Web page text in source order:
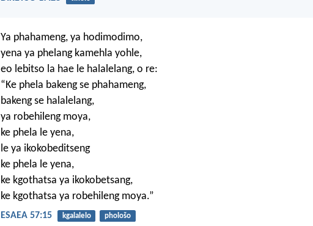
Ya phahameng, ya hodimodimo,
yena ya phelang kamehla yohle,
eo lebitso la hae le halalelang, o re:
“Ke phela bakeng se phahameng,
bakeng se halalelang,
ya robehileng moya,
ke phela le yena,
le ya ikokobeditseng
ke phela le yena,
ke kgothatsa ya ikokobetsang,
ke kgothatsa ya robehileng moya.”
ESAEA 57:15 kgalalelo phološo